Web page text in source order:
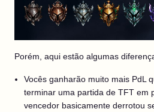
Porém, aqui estão algumas
Vocês ganharão muito mais PdL
terminar uma partida de TFT em
vencedor basicamente derrotou